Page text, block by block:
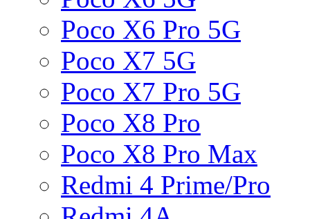
Poco X6 Pro 5G
Poco X7 5G
Poco X7 Pro 5G
Poco X8 Pro
Poco X8 Pro Max
Redmi 4 Prime/Pro